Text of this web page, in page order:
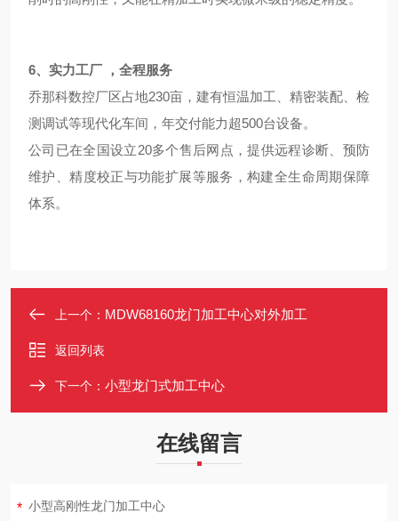
6、实力工厂 ，全程服务
乔那科数控厂区占地230亩，建有恒温加工、精密装配、检
测调试等现代化车间，年交付能力超500台设备。
公司已在全国设立20多个售后网点，提供远程诊断、预防
维护、精度校正与功能扩展等服务，构建全生命周期保障
体系。
上一个： MDW68160龙门加工中心对外加工
返回列表
下一个： 小型龙门式加工中心
在线留言